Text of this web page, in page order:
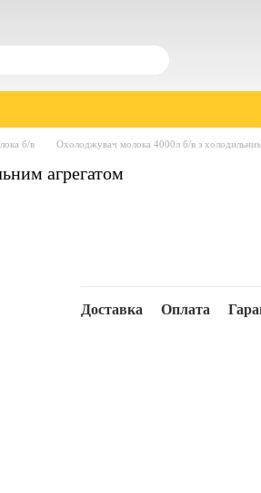
б/в Охолоджувач молока 4000л б/в з
агрегатом
Доставка Оплата